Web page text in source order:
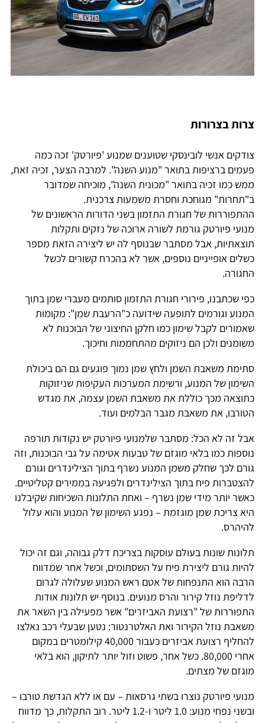
צרות בצרורות
צודקים אנשי לובינסקי שטוענים שמנוע 'פיורטק' זכה כמה
פעמים ברציפות בתואר "מנוע השנה". למרבה הצער, זכיה זאת,
ממש כמו זכיה בתואר "מכונית השנה", מוכיחה שמדובר
ב"תחרות" מגוחכת וחסרת משמעות צרכנית.
ההתפוררות של חגורת התזמון בשני הדורות הראשונים של
מנועי פיורטק גורמת לשורה ארוכה של נזקים ותקלות
תוצאתיות, אבל מסתבר שבנוסף לה יש ליצירה הזאת מספר
כשלים אופייניים נוספים, אשר לא בהכרח קשורים לכשל
החגורה.
כפי שכתבנו, פירורי חגורת התזמון סותמים מעברי שמן בתוך
המנוע וגורמים לתופעה שידועה כ"הרעבת שמן": מקומות
שאמורים לקבל שימון כמו חלקן החיצוני של הבוכנות לא
משומנים ולכן הם ניזוקים מהתחממות וחיכוך.
סתימת משאבת השמן ולחץ שמן נמוך פוגעים גם הם ביכולת
השימון של המנוע, ורשימת המערכות העקיפות שניזוקות
כתוצאה מכך כוללת את משאבת השמן עצמה, את מגדש
הטורבו, את משאבת מגבר הבלמים ועוד.
אבל זה לא הכל: מסתבר שלמנועי פיורטק יש נקודות תורפה
נוספות כמו בלאי מוגזם של טבעות אטימה על גבי הבוכנות, וזה
גורם לכך שחלק משמן המנוע נשרף בתוך הצילינדרים וגורם
להצטברות פיח בתוך הצילינדרים ולפגיעה בממירים קטליטיים.
כאשר יותר מידי שמן נשרף – ואחת התלונות השכיחות שקיבלנו
היא צריכת שמן מוגזמת – נפגע השימון של המנוע והוא עלול
להיהרס.
תלונות שונות בעולם עוסקות בצריכת דלק גבוהה, וגם זה יכול
להיות גורם ליצירת פיח על השסתומים, וכשל אחר שמדווח
הרבה הוא התנפחות של אטם ראש המנוע שעלולה לגרום
לדליפת נוזל קירור והרס מנועים. בנוסף יש תלונות אודות
התפוררות של "רצועת האביזרים" אשר מפעילה בין השאר את
משאבת נוזל הקירור ואת האלטרנטור: נטען שבעלי רכב נאלצו
להחליף רצועת אביזרים כעבור 40,000 קילומטרים במקום
אחרי 80,000. כשל אחר, פשוט וזול יותר לתיקון, הוא בלאי
מוגזם של מצתים.
מנועי פיורטק נוצרו בשתי גרסאות – עם או ללא הגדשת טורבו –
ובשני נפחי מנוע: 1.0 ליטר ו-1.2 ליטר. רוב התקלות, כך מדווח